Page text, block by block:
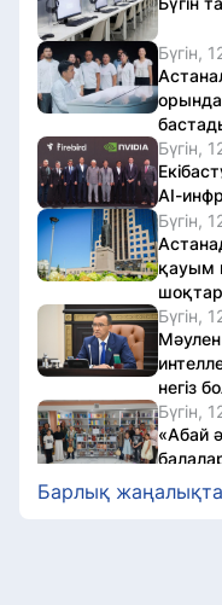
Бүгін,
Бүгін,
AI-
Бүгін,
қауым
Бүгін,
негіз
Бүгін,
«Абай
іс-шара
Бүгін,
Барлық